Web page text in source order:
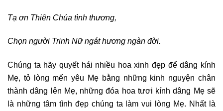
Tạ ơn Thiên Chúa tình thương,
Chọn người Trinh Nữ ngát hương ngàn đời.
Chúng ta hãy quyết hái nhiều hoa xinh đẹp để dâng kính
Mẹ, tỏ lòng mến yêu Mẹ bằng những kinh nguyện chân
thành dâng lên Mẹ, những đóa hoa tươi kính dâng Mẹ sẽ
là những tâm tình đẹp chúng ta làm vui lòng Mẹ. Nhất là